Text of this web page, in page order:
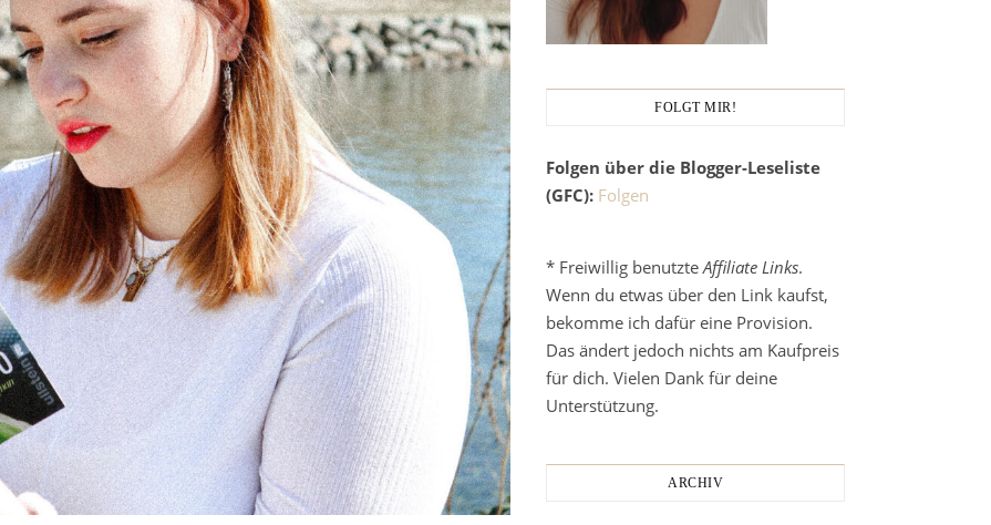
FOLGT MIR!
Folgen über die Blogger-Leseliste
(GFC): Folgen
* Freiwillig benutzteAffiliate Links.
Wenn du etwas über den Link kaufst,
bekomme ich dafür eine Provision.
Das ändert jedoch nichts am Kaufpreis
für dich. Vielen Dank für deine
Unterstützung.
ARCHIV